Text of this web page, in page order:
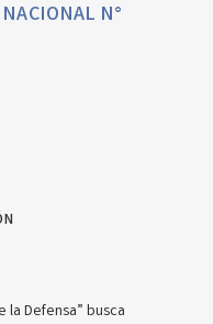
N°
la Defensa” busca